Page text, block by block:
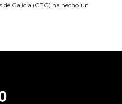
de Galicia (CEG) ha hecho un